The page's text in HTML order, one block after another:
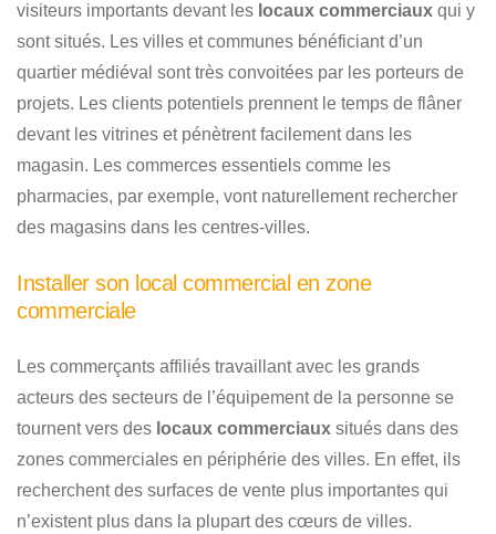
visiteurs importants devant les locaux commerciaux qui y
sont situés. Les villes et communes bénéficiant d’un
quartier médiéval sont très convoitées par les porteurs de
projets. Les clients potentiels prennent le temps de flâner
devant les vitrines et pénètrent facilement dans les
magasin. Les commerces essentiels comme les
pharmacies, par exemple, vont naturellement rechercher
des magasins dans les centres-villes.
Installer son local commercial en zone
commerciale
Les commerçants affiliés travaillant avec les grands
acteurs des secteurs de l’équipement de la personne se
tournent vers des locaux commerciaux situés dans des
zones commerciales en périphérie des villes. En effet, ils
recherchent des surfaces de vente plus importantes qui
n’existent plus dans la plupart des cœurs de villes.